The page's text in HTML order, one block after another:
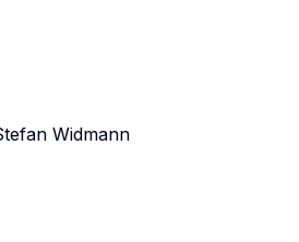
Widmann